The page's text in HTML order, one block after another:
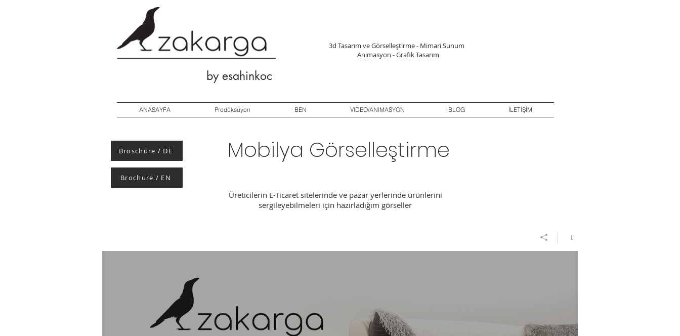
3d Tasarım ve Görselleştirme - Mimari Sunum
Animasyon - Grafik Tasarım
by esahinkoc
ANASAYFA Prodüksüyon BEN VIDEO/ANIMASYON BLOG İLETİŞİM
Broschüre / DE Mobilya Görselleştirme
Brochure / EN
Üreticilerin E-Ticaret sitelerinde ve pazar yerlerinde ürünlerini
sergileyebilmeleri için hazırladığım görseller